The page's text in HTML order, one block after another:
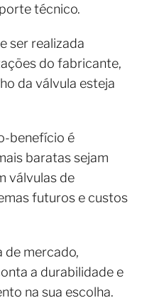
técnico.
ser realizada
do fabricante,
da válvula esteja
benefício é
baratas sejam
válvulas de
futuros e custos
de mercado,
a durabilidade e
na sua escolha.